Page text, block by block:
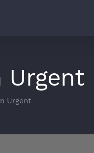
Urgent
Urgent